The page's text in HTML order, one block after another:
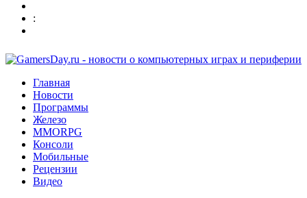
:
Главная
Новости
Программы
Железо
MMORPG
Консоли
Мобильные
Рецензии
Видео